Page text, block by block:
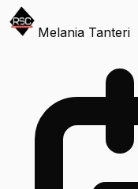
Melania Tanteri